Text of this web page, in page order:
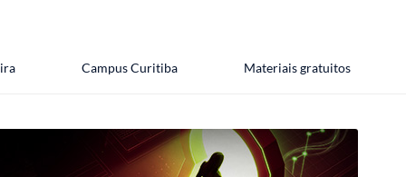
Campus Curitiba Materiais gratuitos